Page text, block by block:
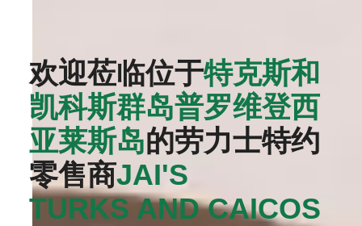
欢迎莅临位于特克斯和
凯科斯群岛普罗维登西
亚莱斯岛的劳力士特约
零售商‭JAI'S
TURKS AND CAICOS‬